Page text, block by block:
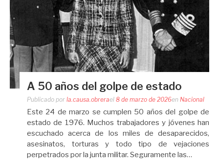
A 50 años del golpe de estado
Publicado por la.causa.obrerael 8 de marzo de 2026en Nacional
Este 24 de marzo se cumplen 50 años del golpe de
estado de 1976. Muchos trabajadores y jóvenes han
escuchado acerca de los miles de desaparecidos,
asesinatos, torturas y todo tipo de vejaciones
perpetrados por la junta militar. Seguramente las…